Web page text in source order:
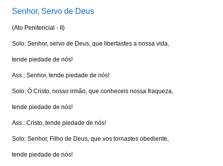
Senhor, Servo de Deus
(Ato Penitencial - II)
Solo: Senhor, servo de Deus, que libertastes a nossa vida,
tende piedade de nós!
Ass.: Senhor, tende piedade de nós!
Solo: Ó Cristo, nosso irmão, que conheceis nossa fraqueza,
tende piedade de nós!
Ass.: Cristo, tende piedade de nós!
Solo: Senhor, Filho de Deus, que vos tornastes obediente,
tende piedade de nós!